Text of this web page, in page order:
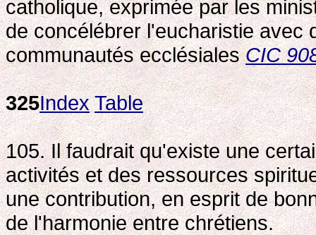
catholique, exprimée par les
de concélébrer l'eucharistie avec
communautés ecclésialesCIC
325Index Table
105. Il faudrait qu'existe une
activités et des ressources
une contribution, en esprit de
de l'harmonie entre chrétiens.